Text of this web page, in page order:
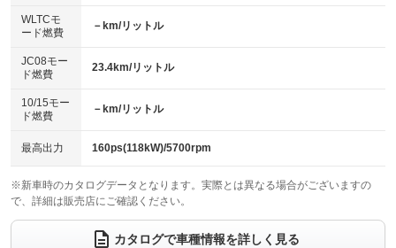
センターデフロック
：装備なし
電動格納ミラー
：装備あり
エアロ
：装備なし
：装備なし
パワーシート
ベンチシート
：装備なし
チップアップシート
：装備なし
：装備なし ：装備なし
ウォークスルー
：装備なし
電動リアゲート フロントカメラ
：装備なし
WLTCモ
ード燃費
－km/リットル
JC08モー
ド燃費
23.4km/リットル
10/15モー
ド燃費
－km/リットル
最高出力 160ps(118kW)/5700rpm
※新車時のカタログデータとなります。実際とは異なる場合がございますの
で、詳細は販売店にご確認ください。
カタログで車種情報を詳しく見る